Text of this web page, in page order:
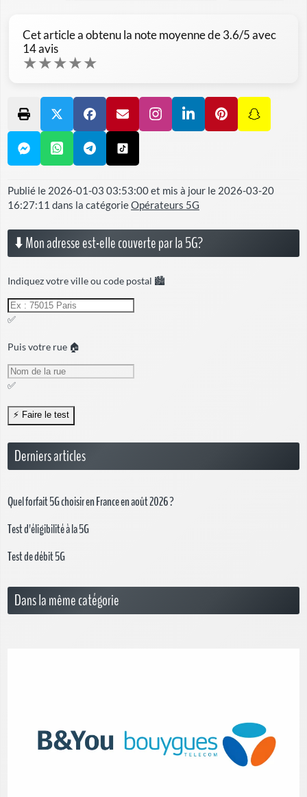
Cet article a obtenu la note moyenne de3.6/5 avec
14avis
★★★★★
Publié le 2026-01-03 03:53:00et mis à jour le 2026-03-20
16:27:11 dans la catégorieOpérateurs 5G
⬇️ Mon adresse est-elle couverte par la 5G?
Indiquez votre ville ou code postal 🏙️
✅
Puis votre rue 🏠
✅
Derniers articles
Quel forfait 5G choisir en France en août 2026 ?
Test d'éligibilité à la 5G
Test de débit 5G
Dans la même catégorie